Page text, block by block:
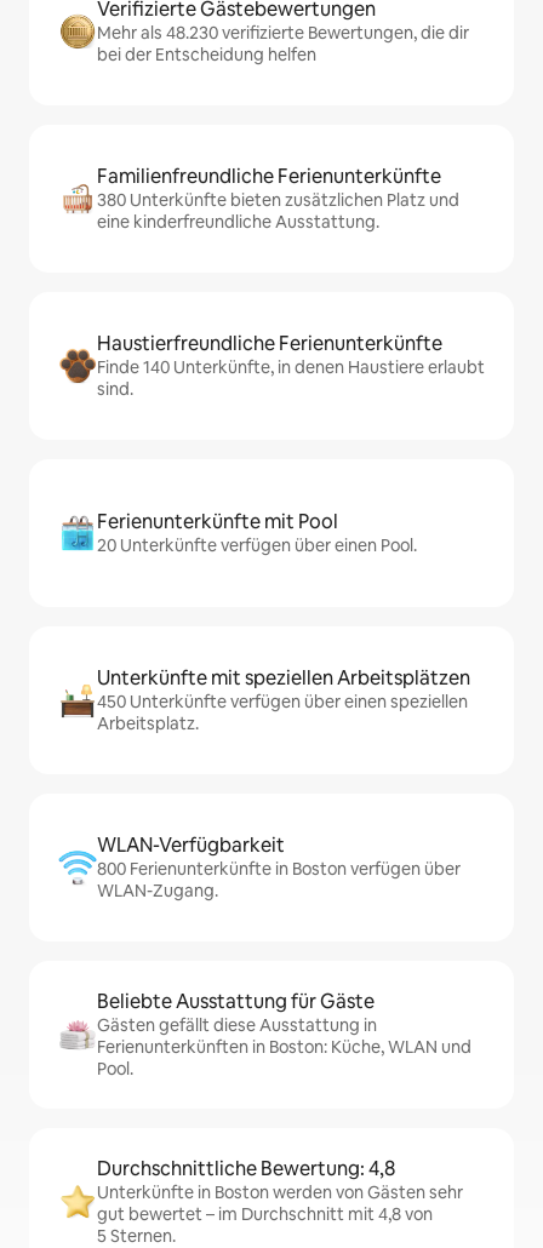
Verifizierte Gästebewertungen
Mehr als 48.230 verifizierte Bewertungen, die dir
bei der Entscheidung helfen
Familienfreundliche Ferienunterkünfte
380 Unterkünfte bieten zusätzlichen Platz und
eine kinderfreundliche Ausstattung.
Haustierfreundliche Ferienunterkünfte
Finde 140 Unterkünfte, in denen Haustiere erlaubt
sind.
Ferienunterkünfte mit Pool
20 Unterkünfte verfügen über einen Pool.
Unterkünfte mit speziellen Arbeitsplätzen
450 Unterkünfte verfügen über einen speziellen
Arbeitsplatz.
WLAN-Verfügbarkeit
800 Ferienunterkünfte in Boston verfügen über
WLAN-Zugang.
Beliebte Ausstattung für Gäste
Gästen gefällt diese Ausstattung in
Ferienunterkünften in Boston: Küche, WLAN und
Pool.
Durchschnittliche Bewertung: 4,8
Unterkünfte in Boston werden von Gästen sehr
gut bewertet – im Durchschnitt mit 4,8 von
5 Sternen.